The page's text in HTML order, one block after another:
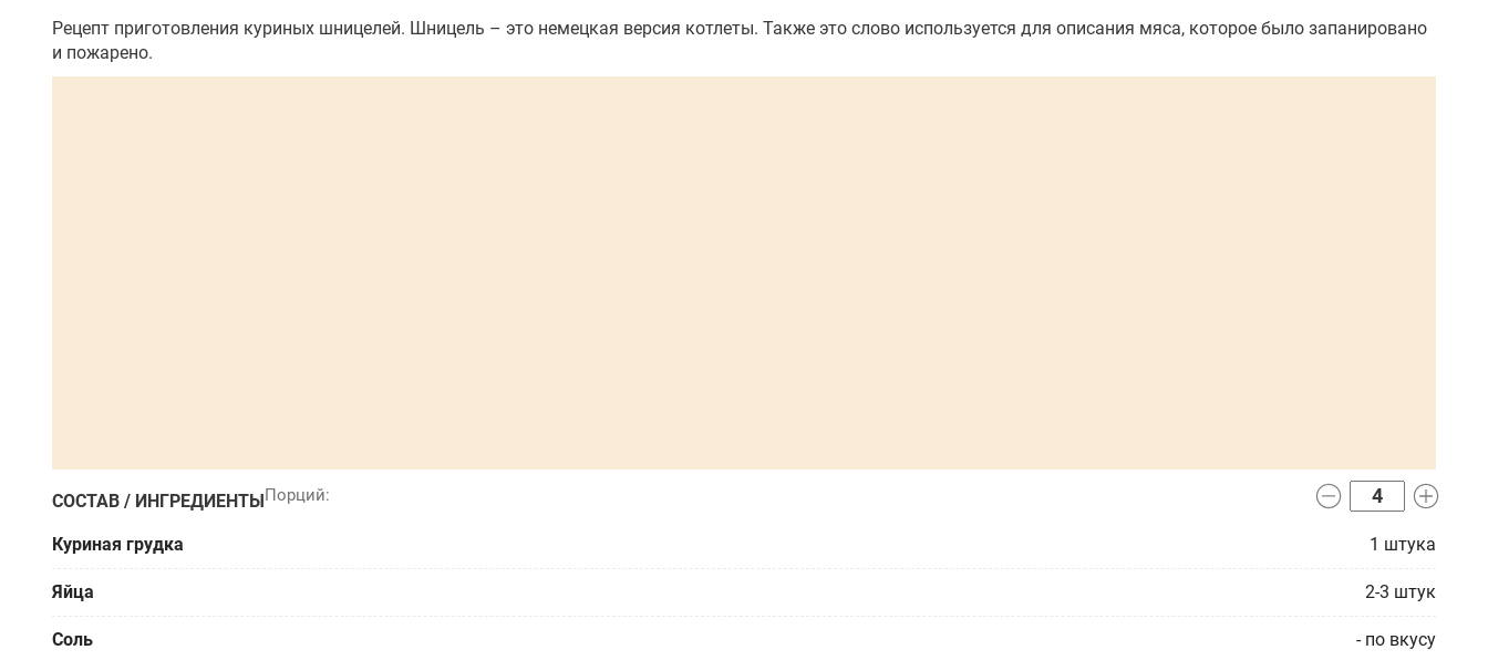
Рецепт приготовления куриных шницелей. Шницель – это немецкая версия котлеты. Также это слово используется для описания мяса, которое было запанировано
и пожарено.
СОСТАВ / ИНГРЕДИЕНТЫ
Куриная грудка 1 штука
Яйца 2-3 штук
Соль - по вкусу